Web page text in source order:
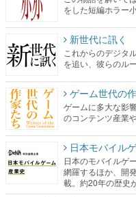
をした短編ホラー
新世代に訊く
これからのデジタ
を追い、彼らのル
ゲーム世代の
ゲームに多大な影
のコンテンツ産業
日本モバイル
日本のモバイルゲ
網羅するほか、開
載。約20年の歴史